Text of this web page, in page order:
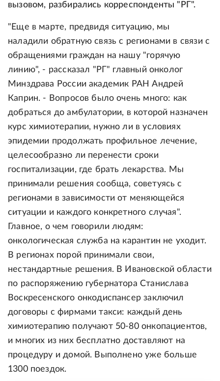
вызовом, разбирались корреспонденты "РГ".
"Еще в марте, предвидя ситуацию, мы
наладили обратную связь с регионами в связи с
обращениями граждан на нашу "горячую
линию", - рассказал "РГ" главный онколог
Минздрава России академик РАН Андрей
Каприн. - Вопросов было очень много: как
добраться до амбулатории, в которой назначен
курс химиотерапии, нужно ли в условиях
эпидемии продолжать профильное лечение,
целесообразно ли перенести сроки
госпитализации, где брать лекарства. Мы
принимали решения сообща, советуясь с
регионами в зависимости от меняющейся
ситуации и каждого конкретного случая".
Главное, о чем говорили людям:
онкологическая служба на карантин не уходит.
В регионах порой принимали свои,
нестандартные решения. В Ивановской области
по распоряжению губернатора Станислава
Воскресенского онкодиспансер заключил
договоры с фирмами такси: каждый день
химиотерапию получают 50-80 онкопациентов,
и многих из них бесплатно доставляют на
процедуру и домой. Выполнено уже больше
1300 поездок.